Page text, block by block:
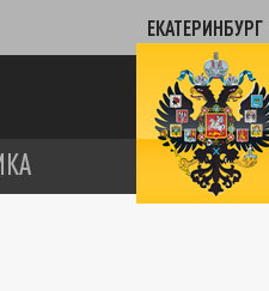
ЕКАТЕРИНБУРГ